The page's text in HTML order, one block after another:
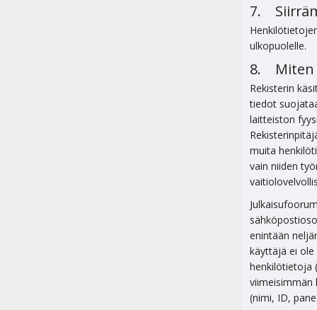
7.
ulkopuolelle.
8. Miten
Rekisterin
tiedot
laitteiston
muita
vain niiden
enintään
käyttäjä ei
henkilötietoja
viimeisimmän
(nimi, ID,